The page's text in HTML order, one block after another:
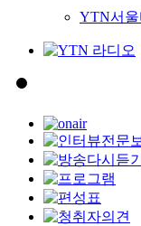
YTN서울